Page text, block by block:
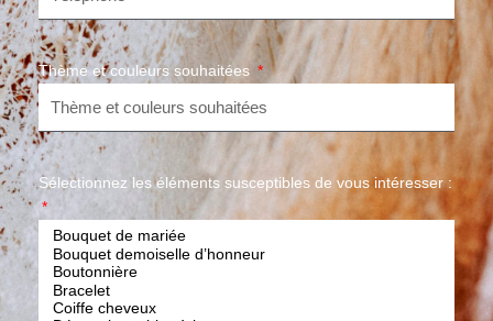
Thème et couleurs souhaitées
Sélectionnez les éléments susceptibles de vous intéresser :